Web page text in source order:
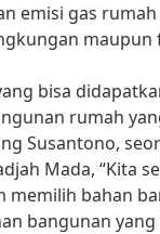
emisi gas
maupun
bisa
rumah
Susantono,
Mada, “Kita
memilih bahan
bangunan